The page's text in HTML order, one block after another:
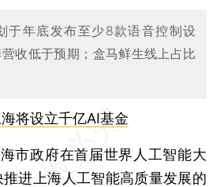
于年底发布至少8款语音控制设
收低于预期；盒马鲜生线上占比
海将设立千亿AI基金
政府在首届世界人工智能大
进上海人工智能高质量发展的